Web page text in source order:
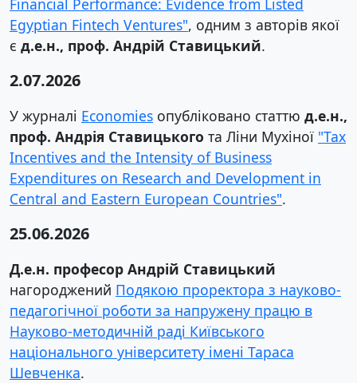
Financial Performance: Evidence from Listed
Egyptian Fintech Ventures", одним з авторів якої
є д.е.н., проф. Андрій Ставицький.
2.07.2026
У журналі Economies опубліковано статтю д.е.н.,
проф. Андрія Ставицького та Ліни Мухіної "Tax
Incentives and the Intensity of Business
Expenditures on Research and Development in
Central and Eastern European Countries".
25.06.2026
Д.е.н. професор Андрій Ставицький
нагороджений Подякою проректора з науково-
педагогічної роботи за напружену працю в
Науково-методичній раді Київського
національного університету імені Тараса
Шевченка.